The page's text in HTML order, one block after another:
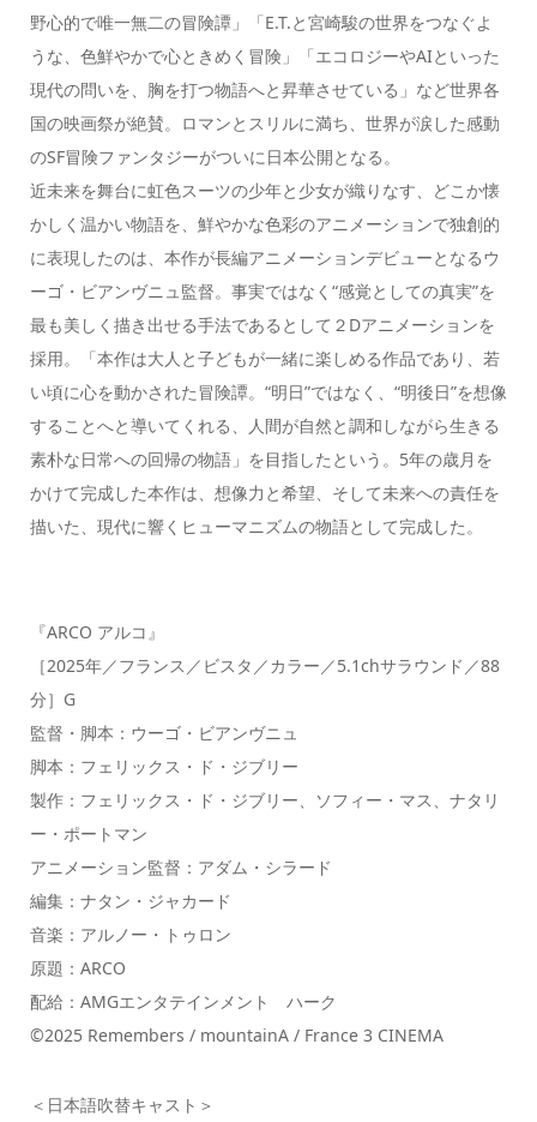
野心的で唯一無二の冒険譚」「E.T.と宮崎駿の世界をつなぐよ
うな、色鮮やかで心ときめく冒険」「エコロジーやAIといった
現代の問いを、胸を打つ物語へと昇華させている」など世界各
国の映画祭が絶賛。ロマンとスリルに満ち、世界が涙した感動
のSF冒険ファンタジーがついに日本公開となる。
近未来を舞台に虹色スーツの少年と少女が織りなす、どこか懐
かしく温かい物語を、鮮やかな色彩のアニメーションで独創的
に表現したのは、本作が長編アニメーションデビューとなるウ
ーゴ・ビアンヴニュ監督。事実ではなく“感覚としての真実”を
最も美しく描き出せる手法であるとして２Dアニメーションを
採用。「本作は大人と子どもが一緒に楽しめる作品であり、若
い頃に心を動かされた冒険譚。“明日”ではなく、“明後日”を想像
することへと導いてくれる、人間が自然と調和しながら生きる
素朴な日常への回帰の物語」を目指したという。5年の歳月を
かけて完成した本作は、想像力と希望、そして未来への責任を
描いた、現代に響くヒューマニズムの物語として完成した。
『ARCO アルコ』
［2025年／フランス／ビスタ／カラー／5.1chサラウンド／88
分］G
監督・脚本：ウーゴ・ビアンヴニュ
脚本：フェリックス・ド・ジブリー
製作：フェリックス・ド・ジブリー、ソフィー・マス、ナタリ
ー・ポートマン
アニメーション監督：アダム・シラード
編集：ナタン・ジャカード
音楽：アルノー・トゥロン
原題：ARCO
配給：AMGエンタテインメント ハーク
©2025 Remembers / mountainA / France 3 CINEMA
＜日本語吹替キャスト＞